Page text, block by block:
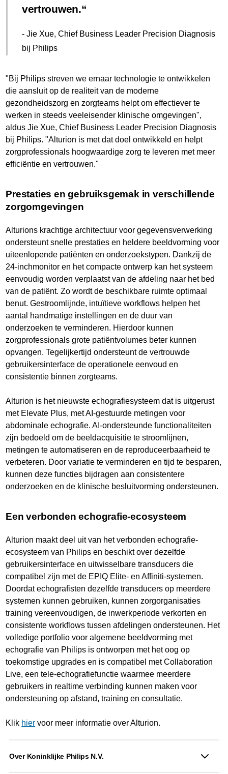
vertrouwen.
- Jie Xue, Chief Business Leader Precision Diagnosis
bij Philips
"Bij Philips streven we ernaar technologie te ontwikkelen
die aansluit op de realiteit van de moderne
gezondheidszorg en zorgteams helpt om effectiever te
werken in steeds veeleisender klinische omgevingen",
aldus Jie Xue, Chief Business Leader Precision Diagnosis
bij Philips. "Alturion is met dat doel ontwikkeld en helpt
zorgprofessionals hoogwaardige zorg te leveren met meer
efficiëntie en vertrouwen."
Prestaties en gebruiksgemak in verschillende
zorgomgevingen
Alturions krachtige architectuur voor gegevensverwerking
ondersteunt snelle prestaties en heldere beeldvorming voor
uiteenlopende patiënten en onderzoekstypen. Dankzij de
24-inchmonitor en het compacte ontwerp kan het systeem
eenvoudig worden verplaatst van de afdeling naar het bed
van de patiënt. Zo wordt de beschikbare ruimte optimaal
benut. Gestroomlijnde, intuïtieve workflows helpen het
aantal handmatige instellingen en de duur van
onderzoeken te verminderen. Hierdoor kunnen
zorgprofessionals grote patiëntvolumes beter kunnen
opvangen. Tegelijkertijd ondersteunt de vertrouwde
gebruikersinterface de operationele eenvoud en
consistentie binnen zorgteams.
Alturion is het nieuwste echografiesysteem dat is uitgerust
met Elevate Plus, met AI-gestuurde metingen voor
abdominale echografie. AI-ondersteunde functionaliteiten
zijn bedoeld om de beeldacquisitie te stroomlijnen,
metingen te automatiseren en de reproduceerbaarheid te
verbeteren. Door variatie te verminderen en tijd te besparen,
kunnen deze functies bijdragen aan consistentere
onderzoeken en de klinische besluitvorming ondersteunen.
Een verbonden echografie-ecosysteem
Alturion maakt deel uit van het verbonden echografie-
ecosysteem van Philips en beschikt over dezelfde
gebruikersinterface en uitwisselbare transducers die
compatibel zijn met de EPIQ Elite- en Affiniti-systemen.
Doordat echografisten dezelfde transducers op meerdere
systemen kunnen gebruiken, kunnen zorgorganisaties
training vereenvoudigen, de inwerkperiode verkorten en
consistente workflows tussen afdelingen ondersteunen. Het
volledige portfolio voor algemene beeldvorming met
echografie van Philips is ontworpen met het oog op
toekomstige upgrades en is compatibel met Collaboration
Live, een tele-echografiefunctie waarmee meerdere
gebruikers in realtime verbinding kunnen maken voor
ondersteuning op afstand, training en consultatie.
Klik hier voor meer informatie over Alturion.
Over Koninklijke Philips N.V.